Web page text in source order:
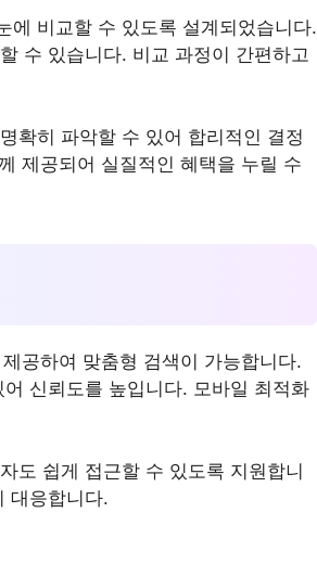
에 비교할 수 있도록 설계되었습니다.
수 있습니다. 비교 과정이 간편하고
확히 파악할 수 있어 합리적인 결정
제공되어 실질적인 혜택을 누릴 수
공하여 맞춤형 검색이 가능합니다.
신뢰도를 높입니다. 모바일 최적화
도 쉽게 접근할 수 있도록 지원합니
대응합니다.